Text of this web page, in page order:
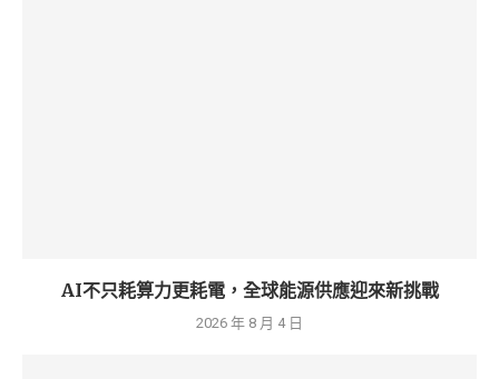
AI不只耗算力更耗電，全球能源供應迎來新挑戰
2026 年 8 月 4 日